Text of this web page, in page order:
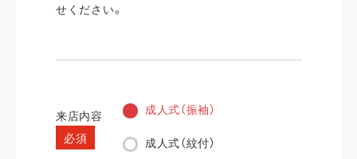
せください。
来店内容
必須
成人式（振袖）
成人式（紋付）